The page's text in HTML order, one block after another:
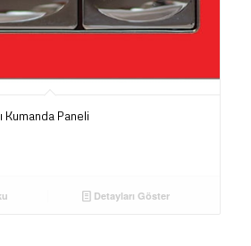
Kumanda Paneli
Detayları Göster